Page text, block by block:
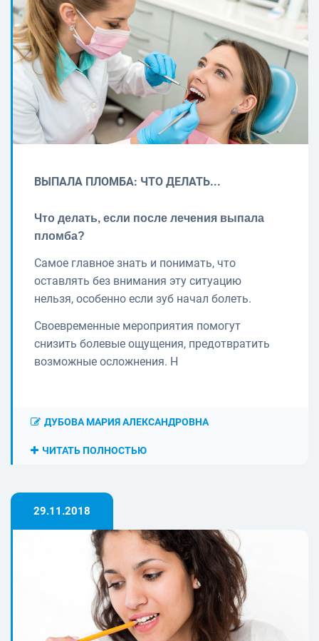
ВЫПАЛА ПЛОМБА: ЧТО ДЕЛАТЬ...
Что делать, если после лечения выпала
пломба?
Самое главное знать и понимать, что
оставлять без внимания эту ситуацию
нельзя, особенно если зуб начал болеть.
Своевременные мероприятия помогут
снизить болевые ощущения, предотвратить
возможные осложнения. Н
ДУБОВА МАРИЯ АЛЕКСАНДРОВНА
ЧИТАТЬ ПОЛНОСТЬЮ
29.11.2018